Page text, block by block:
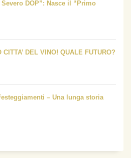
DOP”: Nasce il “Primo
CITTA’ DEL VINO! QUALE FUTURO?
– Una lunga storia